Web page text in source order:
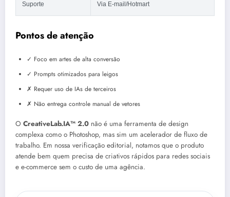
Suporte Via E-mail/Hotmart
Pontos de atenção
✓ Foco em artes de alta conversão
✓ Prompts otimizados para leigos
✗ Requer uso de IAs de terceiros
✗ Não entrega controle manual de vetores
O CreativeLab.IA™ 2.0 não é uma ferramenta de design
complexa como o Photoshop, mas sim um acelerador de fluxo de
trabalho. Em nossa verificação editorial, notamos que o produto
atende bem quem precisa de criativos rápidos para redes sociais
e e-commerce sem o custo de uma agência.